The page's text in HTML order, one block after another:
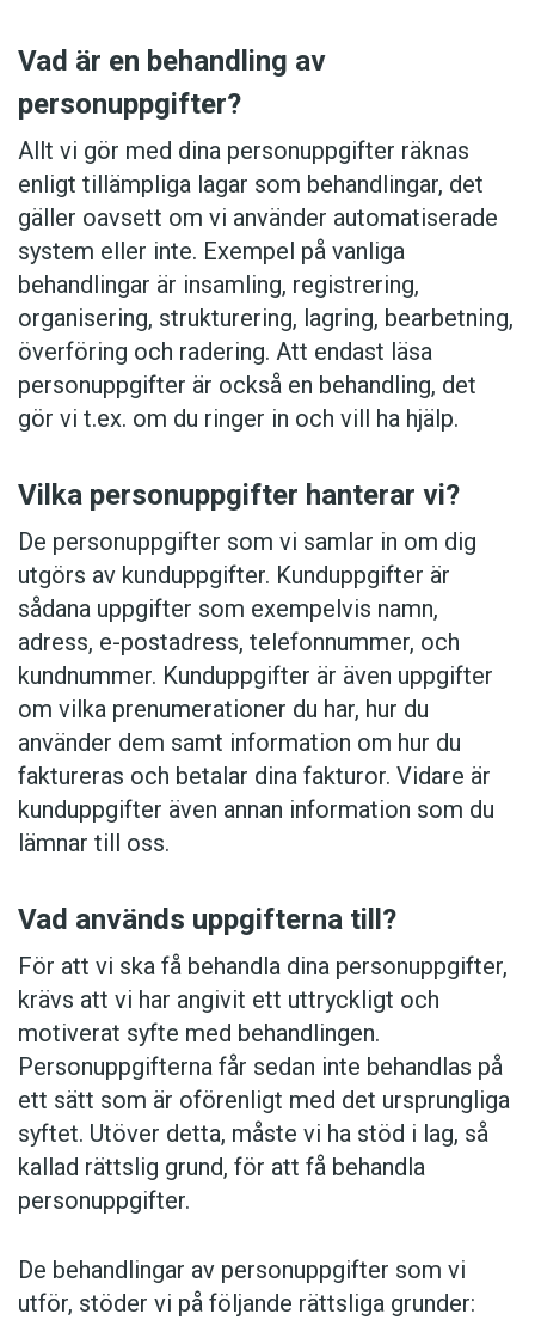
Vad är en behandling av
personuppgifter?
Allt vi gör med dina personuppgifter räknas
enligt tillämpliga lagar som behandlingar, det
gäller oavsett om vi använder automatiserade
system eller inte. Exempel på vanliga
behandlingar är insamling, registrering,
organisering, strukturering, lagring, bearbetning,
överföring och radering. Att endast läsa
personuppgifter är också en behandling, det
gör vi t.ex. om du ringer in och vill ha hjälp.
Vilka personuppgifter hanterar vi?
De personuppgifter som vi samlar in om dig
utgörs av kunduppgifter. Kunduppgifter är
sådana uppgifter som exempelvis namn,
adress, e-postadress, telefonnummer, och
kundnummer. Kunduppgifter är även uppgifter
om vilka prenumerationer du har, hur du
använder dem samt information om hur du
faktureras och betalar dina fakturor. Vidare är
kunduppgifter även annan information som du
lämnar till oss.
Vad används uppgifterna till?
För att vi ska få behandla dina personuppgifter,
krävs att vi har angivit ett uttryckligt och
motiverat syfte med behandlingen.
Personuppgifterna får sedan inte behandlas på
ett sätt som är oförenligt med det ursprungliga
syftet. Utöver detta, måste vi ha stöd i lag, så
kallad rättslig grund, för att få behandla
personuppgifter.
De behandlingar av personuppgifter som vi
utför, stöder vi på följande rättsliga grunder: